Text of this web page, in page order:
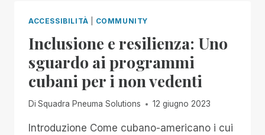
ACCESSIBILITÀ COMMUNITY
Inclusione e resilienza: Uno
sguardo ai programmi
cubani per i non vedenti
Di Squadra Pneuma Solutions 12 giugno 2023
Introduzione Come cubano-americano i cui